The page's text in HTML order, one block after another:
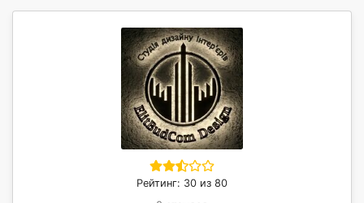
Рейтинг: 30 из 80